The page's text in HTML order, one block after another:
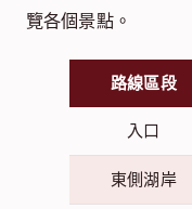
覽各個景點。
路線區段
入口
東側湖岸